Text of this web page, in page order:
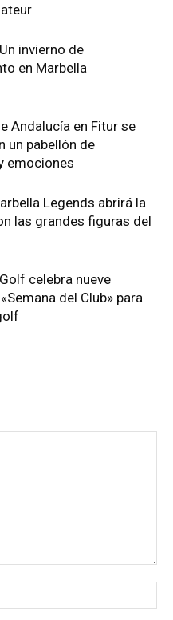
invierno de
en Marbella
Andalucía en Fitur se
un pabellón de
emociones
Legends abrirá la
las grandes figuras del
celebra nueve
del Club» para